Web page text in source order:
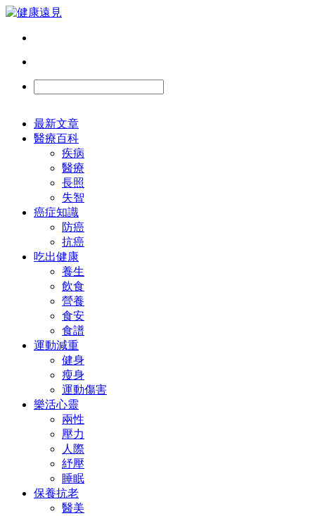
最新文章
醫療百科
疾病
醫療
長照
失智
癌症知識
防癌
抗癌
吃出健康
養生
飲食
營養
食安
食譜
運動減重
健身
瘦身
運動傷害
樂活心靈
兩性
壓力
人際
紓壓
睡眠
保養抗老
醫美